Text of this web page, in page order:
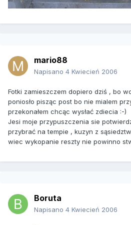
mario88
Napisano 4 Kwiecień 2006
Fotki zamieszczem dopiero dziś , bo
poniosło pisząc post bo nie mialem
przekonałem chcąc wysłać zdiecia :-)
Jesi moje przypuszczenia sie
przybrać na tempie , kuzyn z
wiec wykopanie reszty nie powinno
Boruta
Napisano 4 Kwiecień 2006